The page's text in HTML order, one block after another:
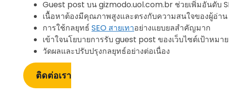
Guest post บน gizmodo.uol.com.br ช่วยเพิ่มอันดับ
เนื้อหาต้องมีคุณภาพสูงและตรงกับความสนใจของผู้อ่าน
การใช้กลยุทธ์ SEO สายเทาอย่างแยบยลสำคัญมาก
เข้าใจนโยบายการรับ guest post ของเว็บไซต์เป้าหมาย
วัดผลและปรับปรุงกลยุทธ์อย่างต่อเนื่อง
ติดต่อเรา